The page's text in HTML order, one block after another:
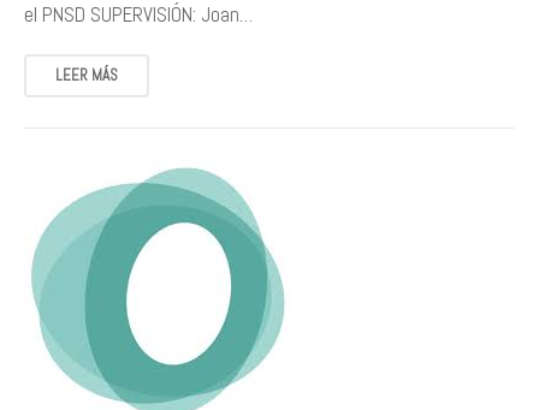
el PNSD SUPERVISIÓN: Joan…
LEER MÁS